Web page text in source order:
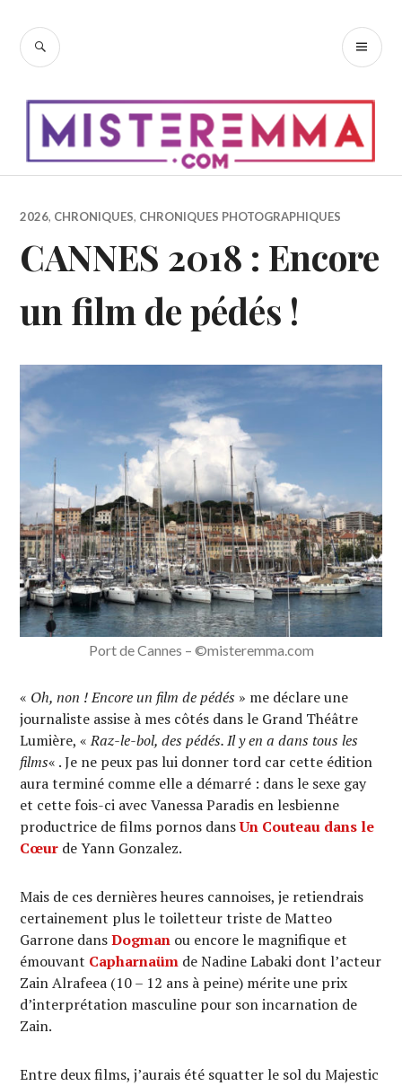
contenu
RECHERCHE
2026, CHRONIQUES, CHRONIQUES PHOTOGRAPHIQUES
CANNES 2018 : Encore
un film de pédés !
Port de Cannes – ©misteremma.com
« Oh, non ! Encore un film de pédés » me déclare une
journaliste assise à mes côtés dans le Grand Théâtre
Lumière, «Raz-le-bol, des pédés. Il y en a dans tous les
films« . Je ne peux pas lui donner tord car cette édition
aura terminé comme elle a démarré : dans le sexe gay
et cette fois-ci avec Vanessa Paradis en lesbienne
productrice de films pornos dansUn Couteau dans le
Cœur de Yann Gonzalez.
Mais de ces dernières heures cannoises, je retiendrais
certainement plus le toiletteur triste de Matteo
Garrone dansDogman ou encore le magnifique et
émouvant Capharnaüm de Nadine Labaki dont l’acteur
Zain Alrafeea (10 – 12 ans à peine) mérite une prix
d’interprétation masculine pour son incarnation de
Zain.
Entre deux films, j’aurais été squatter le sol du Majestic